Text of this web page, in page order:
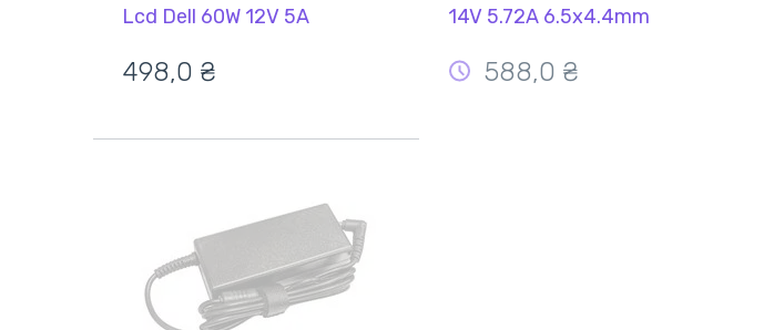
Lcd Dell 60W 12V 5A
REPLACEMENT
498,0 ₴
14V 5.72A 6.5x4.4mm
588,0 ₴